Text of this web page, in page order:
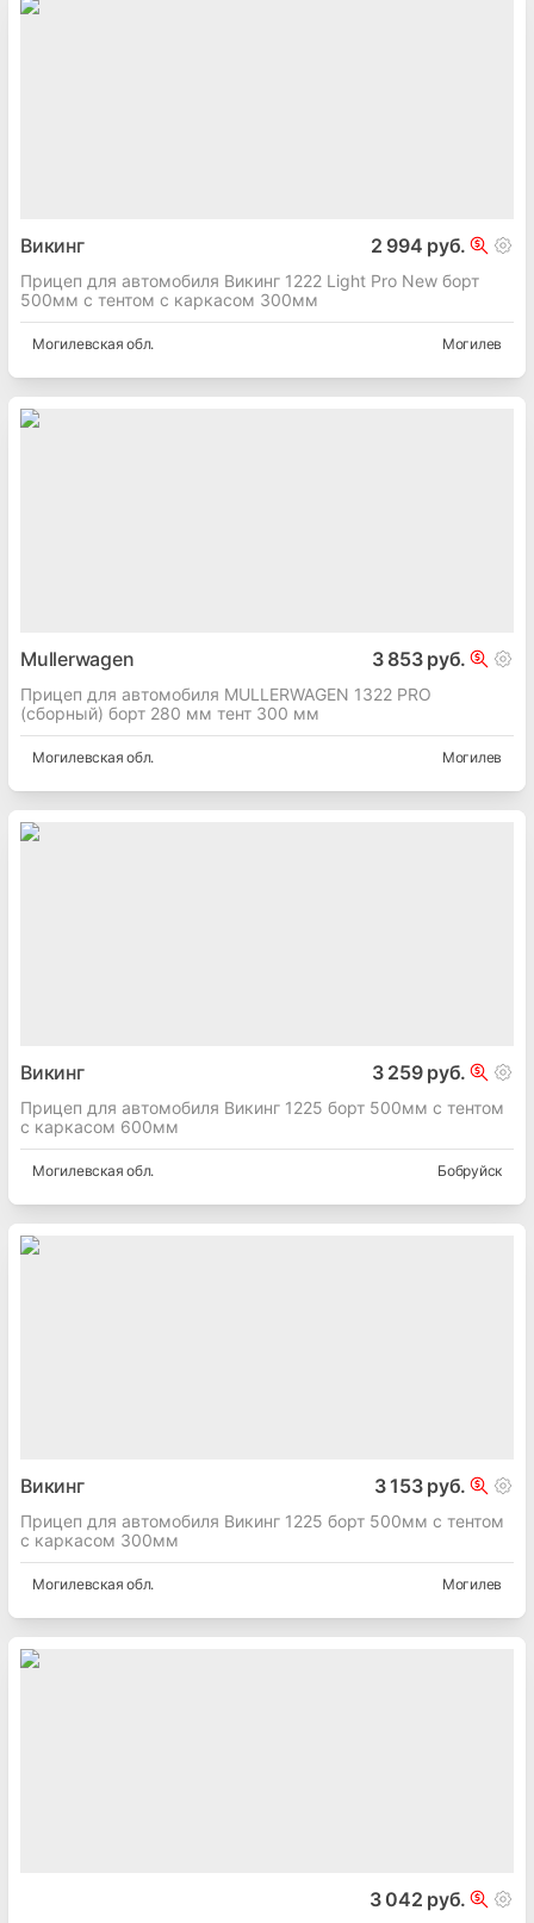
Викинг 2 994 руб.
Прицеп для автомобиля Викинг 1222 Light Pro New борт
500мм с тентом с каркасом 300мм
Могилевская обл. Могилев
Mullerwagen 3 853 руб.
Прицеп для автомобиля MULLERWAGEN 1322 PRO
(сборный) борт 280 мм тент 300 мм
Могилевская обл. Могилев
Викинг 3 259 руб.
Прицеп для автомобиля Викинг 1225 борт 500мм с тентом
с каркасом 600мм
Могилевская обл. Бобруйск
Викинг 3 153 руб.
Прицеп для автомобиля Викинг 1225 борт 500мм с тентом
с каркасом 300мм
Могилевская обл. Могилев
3 042 руб.